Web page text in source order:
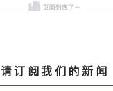
请订阅我们的新闻